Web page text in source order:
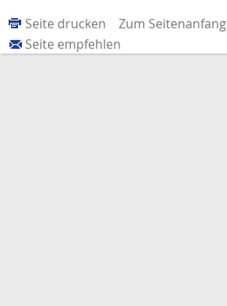
Zum Seitenanfang
Seite drucken
Seite empfehlen